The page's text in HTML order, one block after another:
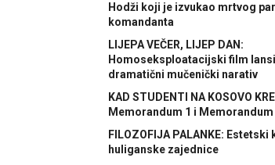
Hodži koji je izvukao mrtvog
komandanta
LIJEPA VEČER, LIJEP DAN:
Homoseksploatacijski film
dramatični mučenički narativ
KAD STUDENTI NA KOSOVO
Memorandum 1 i
FILOZOFIJA PALANKE:
huliganske zajednice